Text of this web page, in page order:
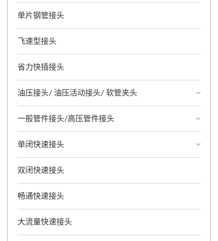
单片钢管接头
飞速型接头
省力快插接头
油压接头/ 油压活动接头/ 软管夹头
一般管件接头/高压管件接头
单闭快速接头
双闭快速接头
畅通快速接头
大流量快速接头